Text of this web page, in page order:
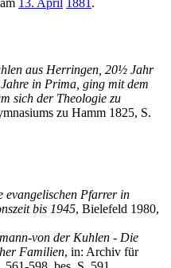
aus Herringen, 20½ Jahr
in Prima, ging mit dem
sich der Theologie zu
zu Hamm 1825, S.
evangelischen Pfarrer in
bis 1945, Bielefeld 1980,
von der Kuhlen - Die
Familien, in: Archiv für